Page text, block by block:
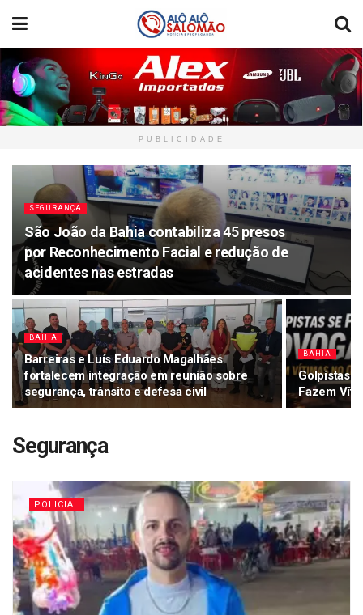
PUBLICIDADE
SEGURANÇA
São João da Bahia contabiliza 45 presos
por Reconhecimento Facial e redução de
acidentes nas estradas
BAHIA
Barreiras e Luís Eduardo Magalhães
fortalecem integração em reunião sobre
segurança, trânsito e defesa civil
BAHIA
Golpistas
Fazem
Segurança
POLICIAL